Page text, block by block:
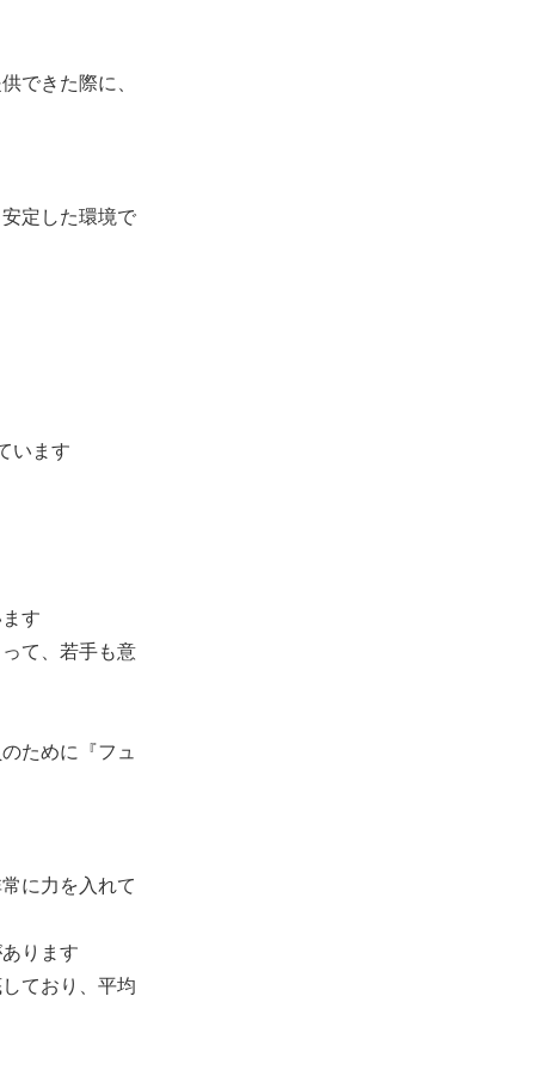
できた際に、
定した環境で
います
す
て、若手も意
ために『フュ
に力を入れて
ります
ており、平均